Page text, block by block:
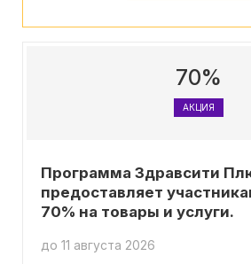
"Здравсити"!
70%
АКЦИЯ
Программа Здравсити
предоставляет
70% на товары и услуги.
до 11 августа 2026